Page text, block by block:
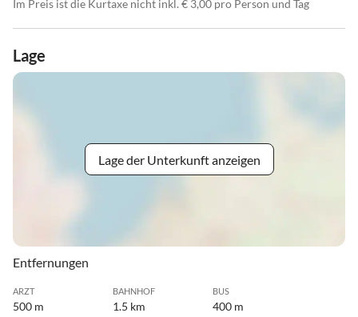
Im Preis ist die Kurtaxe nicht inkl. € 3,00 pro Person und Tag
Lage
Lage der Unterkunft anzeigen
Entfernungen
ARZT
500 m
BAHNHOF
1.5 km
BUS
400 m